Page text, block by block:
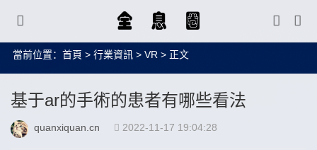
當前位置： 首頁 > 行業資訊 > VR > 正文
基于ar的手術的患者有哪些看法
quanxiquan.cn 2022-11-17 19:04:28